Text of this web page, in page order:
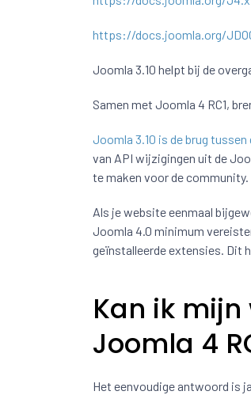
https://docs.joomla.org/
Joomla 3.10 helpt bij de
Samen met Joomla 4 RC1,
Joomla 3.10 is de brug
van API wijzigingen uit de
te maken voor de community.
Als je website eenmaal
Joomla 4.0 minimum
geïnstalleerde extensies. Dit
Kan ik
Joomla 4
Het eenvoudige antwoord is